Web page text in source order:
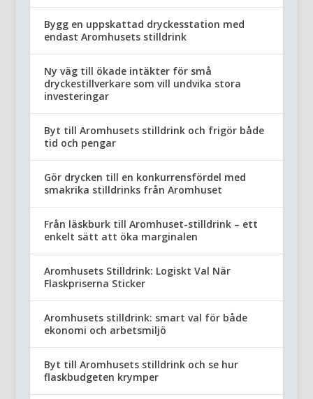
Bygg en uppskattad dryckesstation med
endast Aromhusets stilldrink
Ny väg till ökade intäkter för små
dryckestillverkare som vill undvika stora
investeringar
Byt till Aromhusets stilldrink och frigör både
tid och pengar
Gör drycken till en konkurrensfördel med
smakrika stilldrinks från Aromhuset
Från läskburk till Aromhuset-stilldrink – ett
enkelt sätt att öka marginalen
Aromhusets Stilldrink: Logiskt Val När
Flaskpriserna Sticker
Aromhusets stilldrink: smart val för både
ekonomi och arbetsmiljö
Byt till Aromhusets stilldrink och se hur
flaskbudgeten krymper